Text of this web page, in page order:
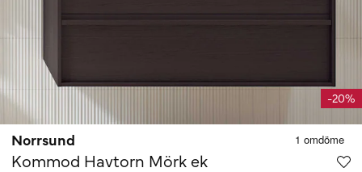
-20%
Norrsund
Kommod Havtorn Mörk ek